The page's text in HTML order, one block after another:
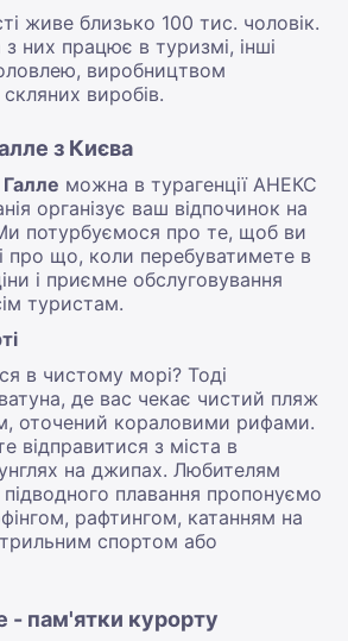
живе близько 100 тис. чоловік.
них працює в туризмі, інші
виробництвом
виробів.
з Києва
Галле можна в турагенції АНЕКС
організує ваш відпочинок на
потурбуємося про те, щоб ви
про що, коли перебуватимете в
і приємне обслуговування
туристам.
в чистому морі? Тоді
де вас чекає чистий пляж
оточений кораловими рифами.
відправитися з міста в
на джипах. Любителям
підводного плавання пропонуємо
рафтингом, катанням на
спортом або
- пам'ятки курорту